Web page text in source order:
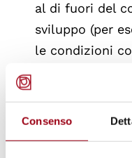
Consenso
al di fuori del
sviluppo (per
le condizioni
protezionismo
forti aumenti